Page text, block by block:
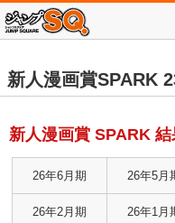
新人漫画賞SPARK
新人漫画賞 SPARK
26年6月期 26年5月
26年2月期 26年1月